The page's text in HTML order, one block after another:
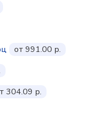
от 991.00 р.
304.09 р.